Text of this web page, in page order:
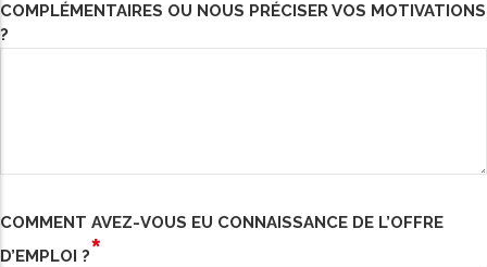
COMPLÉMENTAIRES OU NOUS PRÉCISER VOS MOTIVATIONS
?
COMMENT AVEZ-VOUS EU CONNAISSANCE DE L’OFFRE
D’EMPLOI ?